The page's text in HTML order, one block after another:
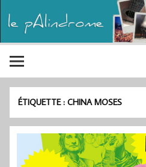
ÉTIQUETTE :CHINA MOSES